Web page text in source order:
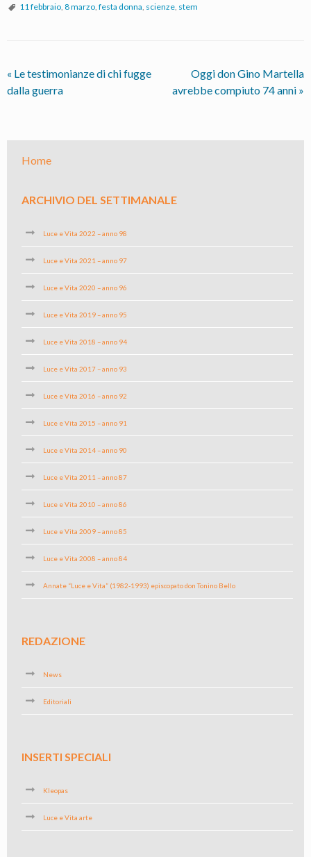
11 febbraio, 8 marzo, festa donna, scienze, stem
« Le testimonianze di chi fugge
dalla guerra
Oggi don Gino Martella
avrebbe compiuto 74 anni »
Home
ARCHIVIO DEL SETTIMANALE
Luce e Vita 2022 – anno 98
Luce e Vita 2021 – anno 97
Luce e Vita 2020 – anno 96
Luce e Vita 2019 – anno 95
Luce e Vita 2018 – anno 94
Luce e Vita 2017 – anno 93
Luce e Vita 2016 – anno 92
Luce e Vita 2015 – anno 91
Luce e Vita 2014 – anno 90
Luce e Vita 2011 – anno 87
Luce e Vita 2010 – anno 86
Luce e Vita 2009 – anno 85
Luce e Vita 2008 – anno 84
Annate “Luce e Vita” (1982-1993) episcopato don Tonino Bello
REDAZIONE
News
Editoriali
INSERTI SPECIALI
Kleopas
Luce e Vita arte